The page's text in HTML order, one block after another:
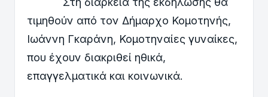
τιμηθούν από τον Δήμαρχο Κομοτηνής,
Ιωάννη Γκαράνη, Κομοτηναίες γυναίκες,
που έχουν διακριθεί ηθικά,
επαγγελματικά και κοινωνικά.